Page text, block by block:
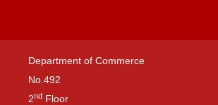
Department of Commerce
No.492
2nd Floor